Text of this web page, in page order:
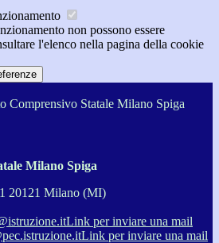
non possono essere
l'elenco nella pagina della cookie
Comprensivo Statale Milano Spiga
Milano Spiga
20121 Milano (MI)
Link per inviare una mail
Link per inviare una mail